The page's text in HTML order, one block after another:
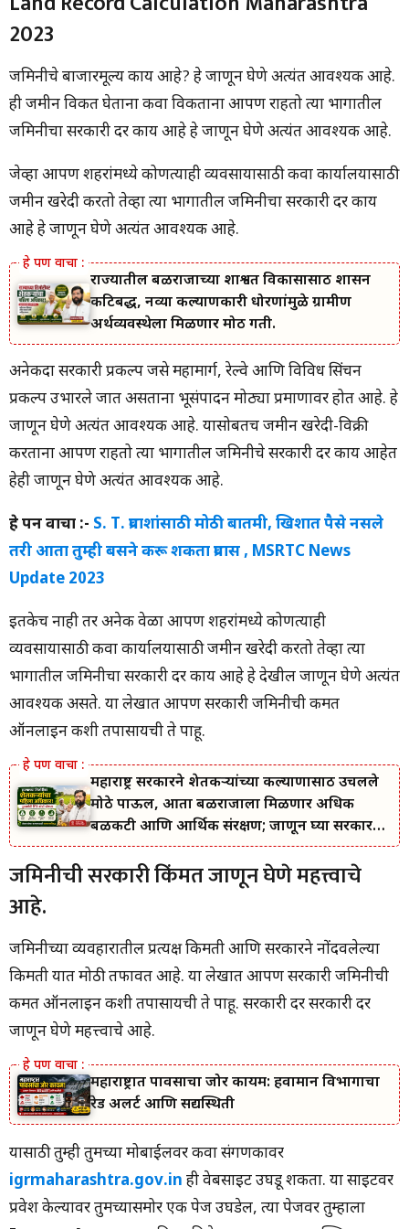
जमिनीची सरकारी किंमत जाणून घेणे महत्त्वाचे आहे.
2023
जमिनीचे बाजारमूल्य काय आहे? हे जाणून घेणे अत्यंत आवश्यक आहे.
ही जमीन विकत घेताना किंवा विकताना आपण राहतो त्या भागातील
जमिनीचा सरकारी दर काय आहे हे जाणून घेणे अत्यंत आवश्यक आहे.
जेव्हा आपण शहरांमध्ये कोणत्याही व्यवसायासाठी किंवा कार्यालयासाठी
जमीन खरेदी करतो तेव्हा त्या भागातील जमिनीचा सरकारी दर काय
आहे हे जाणून घेणे अत्यंत आवश्यक आहे.
राज्यातील बळीराजाच्या शाश्वत विकासासाठी शासन
कटिबद्ध, नव्या कल्याणकारी धोरणांमुळे ग्रामीण
अर्थव्यवस्थेला मिळणार मोठी गती.
अनेकदा सरकारी प्रकल्प जसे महामार्ग, रेल्वे आणि विविध सिंचन
प्रकल्प उभारले जात असताना भूसंपादन मोठ्या प्रमाणावर होत आहे. हे
जाणून घेणे अत्यंत आवश्यक आहे. यासोबतच जमीन खरेदी-विक्री
करताना आपण राहतो त्या भागातील जमिनीचे सरकारी दर काय आहेत
हेही जाणून घेणे अत्यंत आवश्यक आहे.
हे पन वाचा :- S. T. प्रवाशांसाठी मोठी बातमी, खिशात पैसे नसले
तरी आता तुम्ही बसने करू शकता प्रवास , MSRTC News
Update 2023
इतकेच नाही तर अनेक वेळा आपण शहरांमध्ये कोणत्याही
व्यवसायासाठी किंवा कार्यालयासाठी जमीन खरेदी करतो तेव्हा त्या
भागातील जमिनीचा सरकारी दर काय आहे हे देखील जाणून घेणे अत्यंत
आवश्यक असते. या लेखात आपण सरकारी जमिनीची किंमत
ऑनलाइन कशी तपासायची ते पाहू.
महाराष्ट्र सरकारने शेतकऱ्यांच्या कल्याणासाठी उचलले
मोठे पाऊल, आता बळीराजाला मिळणार अधिक
बळकटी आणि आर्थिक संरक्षण; जाणून घ्या सरकारचा
नवा संकल्प.
जमिनीची सरकारी किंमत जाणून घेणे महत्त्वाचे
आहे.
जमिनीच्या व्यवहारातील प्रत्यक्ष किमती आणि सरकारने नोंदवलेल्या
किमती यात मोठी तफावत आहे. या लेखात आपण सरकारी जमिनीची
किंमत ऑनलाइन कशी तपासायची ते पाहू. सरकारी दर सरकारी दर
जाणून घेणे महत्त्वाचे आहे.
महाराष्ट्रात पावसाचा जोर कायम: हवामान विभागाचा
रेड अलर्ट आणि सद्यस्थिती
यासाठी तुम्ही तुमच्या मोबाईलवर किंवा संगणकावर
igrmaharashtra.gov.in ही वेबसाइट उघडू शकता. या साइटवर
प्रवेश केल्यावर तुमच्यासमोर एक पेज उघडेल, त्या पेजवर तुम्हाला